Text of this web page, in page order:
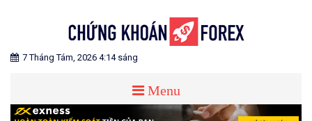
CHỨNG KHOÁN FOREX
Blog chia sẻ về Chứng Khoán và Forex
7 Tháng Tám, 2026 4:14 sáng
Menu